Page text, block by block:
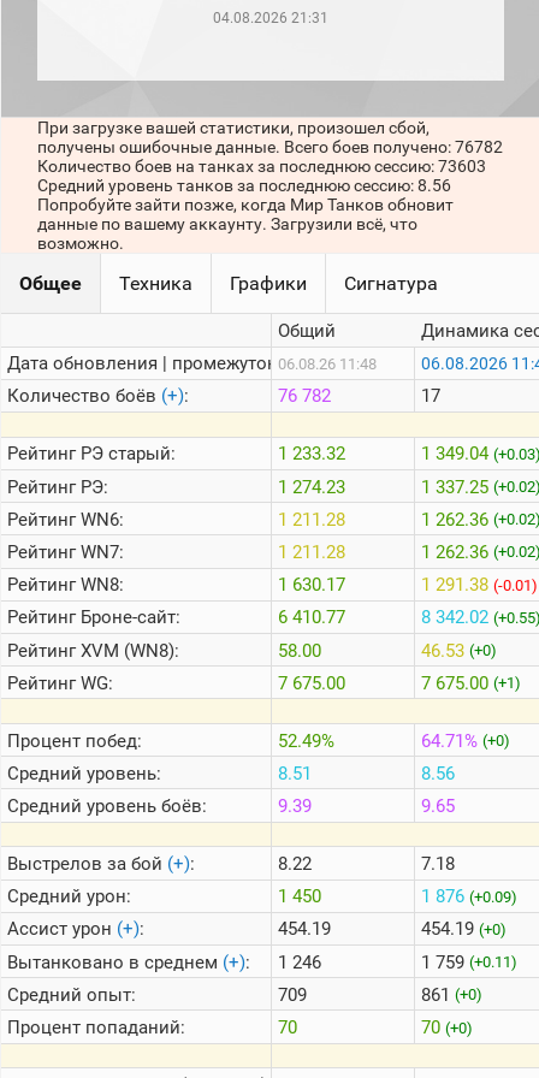
месяц)
игроков
последние
сессии)
1000
стримеров
Информация
Онлайн
Цветовая
шкала
Теlegram
ВК
Портал
Мира
04.08.2026 21:31
При загрузке вашей статистики, произошел сбой,
получены ошибочные данные. Всего боев получено: 76782
Количество боев на танках за последнюю сессию: 73603
Средний уровень танков за последнюю сессию: 8.56
Попробуйте зайти позже, когда Мир Танков обновит
данные по вашему аккаунту. Загрузили всё, что
возможно.
Общее Техника Графики Сигнатура
Дата обновления | промежуток:
Количество боёв (+):
РейтингРЭ старый:
РейтингРЭ:
РейтингWN6:
РейтингWN7:
РейтингWN8:
РейтингБроне-сайт:
РейтингXVM (WN8):
РейтингWG:
Процент побед:
Средний уровень:
Средний уровень боёв:
Выстрелов за бой (+):
Средний урон:
Ассист урон (+):
Вытанковано в среднем (+):
Средний опыт:
Процент попаданий:
Общий
06.08.26 11:48
76 782
1 233.32
1 274.23
1 211.28
1 211.28
1 630.17
6 410.77
58.00
7 675.00
52.49%
8.51
9.39
8.22
1 450
454.19
1 246
709
70
Динамика
06.08.2026
17
1 349.04
1 337.25
1 262.36
1 262.36
1 291.38 (-0.01)
8 342.02
46.53 (+0)
7 675.00 (+1)
64.71% (+0)
8.56
9.65
7.18
1 876 (+0.09)
454.19 (+0)
1 759 (+0.11)
861 (+0)
70 (+0)